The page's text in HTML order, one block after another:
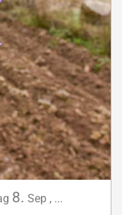
8. Sep, ...